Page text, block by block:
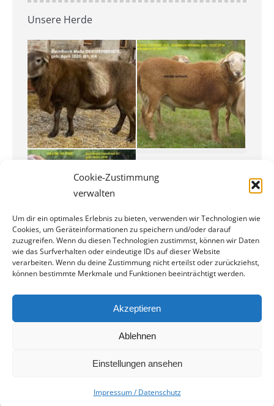
Cookie-Zustimmung
verwalten
Um dir ein optimales Erlebnis zu bieten, verwenden wir Technologien wie
Cookies, um Geräteinformationen zu speichern und/oder darauf
zuzugreifen. Wenn du diesen Technologien zustimmst, können wir Daten
wie das Surfverhalten oder eindeutige IDs auf dieser Website
verarbeiten. Wenn du deine Zustimmung nicht erteilst oder zurückziehst,
können bestimmte Merkmale und Funktionen beeinträchtigt werden.
Akzeptieren
Ablehnen
Einstellungen ansehen
Impressum / Datenschutz
Unsere Herde
Zeige:
Fotoalben >>
© NOLANA SAUERLAND - Hans-Dieter Gerbracht, Medebach-
IMPRESSUM / DATENSCHUTZ